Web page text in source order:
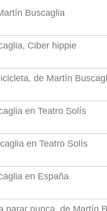
Buscaglia
Ciber hippie
de Martín
en Teatro Solís
en Teatro Solís
en España
parar nunca, de Martín